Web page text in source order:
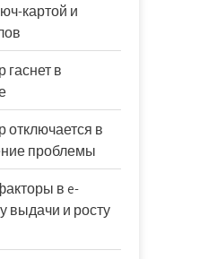
картой и
в
в
проблемы
в e-
выдачи и росту